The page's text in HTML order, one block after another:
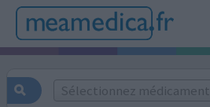
Sélectionnez médicament...